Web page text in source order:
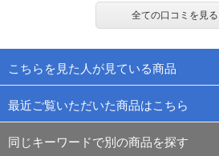
全ての口コミを見る
こちらを見た人が見ている商品
最近ご覧いただいた商品はこちら
同じキーワードで別の商品を探す